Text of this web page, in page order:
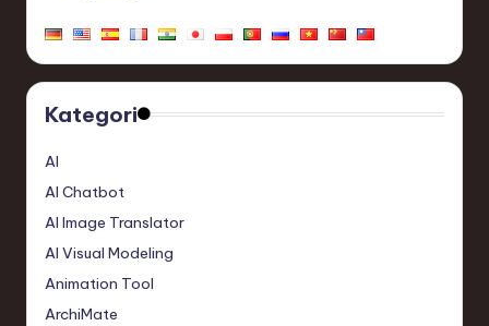
Kategori
AI
AI Chatbot
AI Image Translator
AI Visual Modeling
Animation Tool
ArchiMate